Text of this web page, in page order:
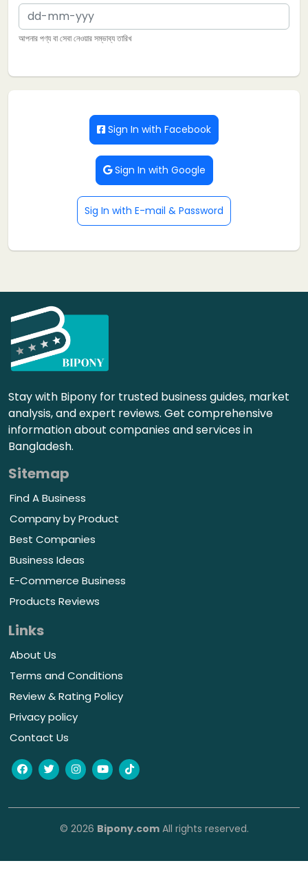
আপনার পণ্য বা সেবা নেওয়ার সম্ভাব্য তারিখ
Sign In with Facebook
Sign In with Google
Sig In with E-mail & Password
Stay with Bipony for trusted business guides, market
analysis, and expert reviews. Get comprehensive
information about companies and services in
Bangladesh.
Sitemap
Find A Business
Company by Product
Best Companies
Business Ideas
E-Commerce Business
Products Reviews
Links
About Us
Terms and Conditions
Review & Rating Policy
Privacy policy
Contact Us
© 2026 Bipony.comAll rights reserved.